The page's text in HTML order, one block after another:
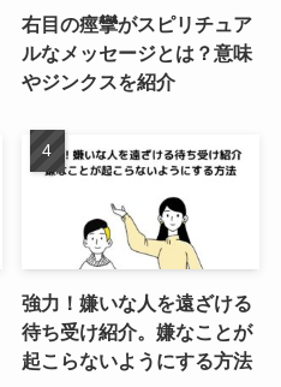
右目の痙攣がスピリチュア
ルなメッセージとは？意味
やジンクスを紹介
強力！嫌いな人を遠ざける
待ち受け紹介。嫌なことが
起こらないようにする方法